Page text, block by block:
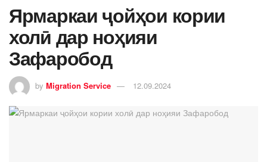
Ярмаркаи ҷойҳои кории
холӣ дар ноҳияи
Зафаробод
by Migration Service 12.09.2024